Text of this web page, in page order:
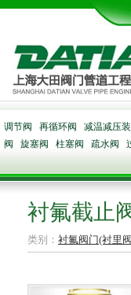
调节阀 再循环阀 减温减压
阀
旋塞阀 柱塞阀 疏水阀
衬氟截止
类别： 衬氟阀门(衬里